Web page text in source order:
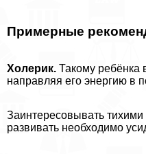
Примерные
Холерик. Такому ребёнка
направляя его энергию в
Заинтересовывать
развивать необходимо